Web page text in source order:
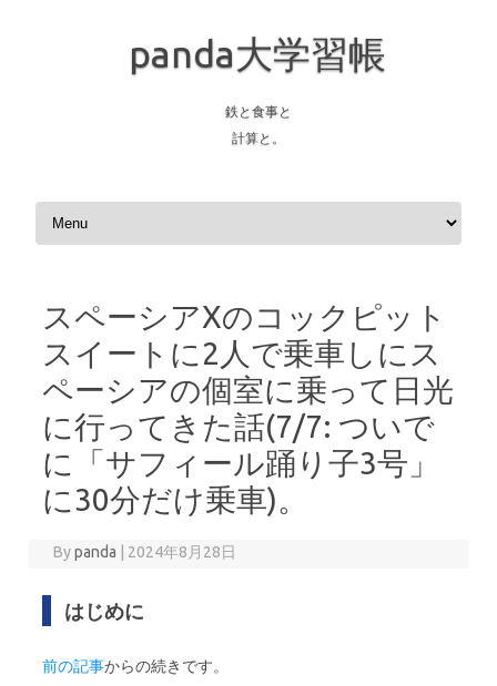
panda大学習帳
鉄と食事と
計算と。
Skip to content
スペーシアXのコックピット
スイートに2人で乗車しにス
ペーシアの個室に乗って日光
に行ってきた話(7/7: ついで
に「サフィール踊り子3号」
に30分だけ乗車)。
Bypanda 2024年8月28日
はじめに
前の記事からの続きです。